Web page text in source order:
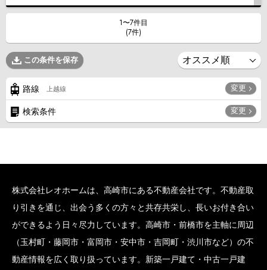
1〜7件目
(7件)
この条件を保存
路線 上越線 変更
検索条件 変更
株式会社レオホームは、高崎市にある不動産会社です。不動産取
り引きを通じ、出会う多くの方々と共存共栄し、長いお付き合い
ができるよう日々尽力しています。高崎市・前橋市を主軸に周辺
（玉村町・藤岡市・富岡市・安中市・吉岡町・渋川市など）の不
動産情報を広く取り扱っています。新築一戸建て・中古一戸建